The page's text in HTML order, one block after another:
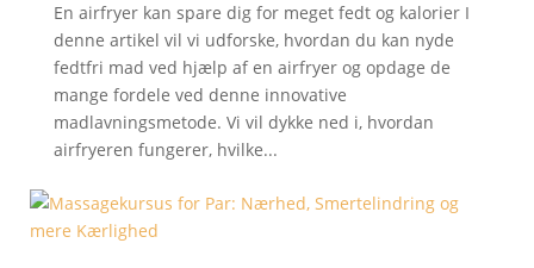
En airfryer kan spare dig for meget fedt og kalorier I
denne artikel vil vi udforske, hvordan du kan nyde
fedtfri mad ved hjælp af en airfryer og opdage de
mange fordele ved denne innovative
madlavningsmetode. Vi vil dykke ned i, hvordan
airfryeren fungerer, hvilke...